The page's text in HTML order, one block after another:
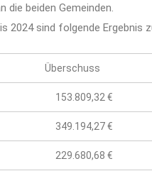
die beiden Gemeinden.
2024 sind folgende Ergebnis
Überschuss
153.809,32 €
349.194,27 €
229.680,68 €